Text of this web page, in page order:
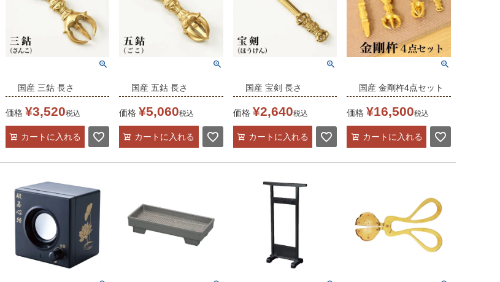
国産 三鈷 長さ
9.2cm（合金製）
前具 密教法具 杵形 寺
院ギフト用 金剛杵 魔除
け お守り(5340-0200)
価格 ¥3,520税込
カートに入れる
国産 五鈷 長さ
9.2cm（合金製）
前具 密教法具 杵形 寺
院ギフト用 金剛杵 魔除
け お守り(5540-0300)
価格 ¥5,060税込
カートに入れる
国産 宝剣 長さ
9.2cm（合金製）
前具 密教法具 杵形 寺
院ギフト用 金剛杵 魔除
け お守り(5340-0400)
価格 ¥2,640税込
カートに入れる
国産 金剛杵4点セット
（箱入り）
前具 密教法具 杵形 寺
院ギフト用 魔除け お守
り(5340-1100)
価格 ¥16,500税込
カートに入れる